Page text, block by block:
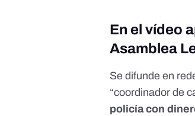
En el vídeo
Asamblea
Se difunde en
“coordinador de
policía con